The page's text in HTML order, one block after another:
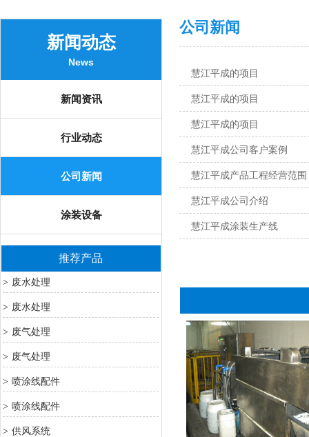
新闻动态
News
新闻资讯
行业动态
公司新闻
涂装设备
推荐产品
> 废水处理
> 废水处理
> 废气处理
> 废气处理
> 喷涂线配件
> 喷涂线配件
> 供风系统
公司新闻
慧江平成的项目
慧江平成的项目
慧江平成的项目
慧江平成公司客户案例
慧江平成产品工程经营范围
慧江平成公司介绍
慧江平成涂装生产线